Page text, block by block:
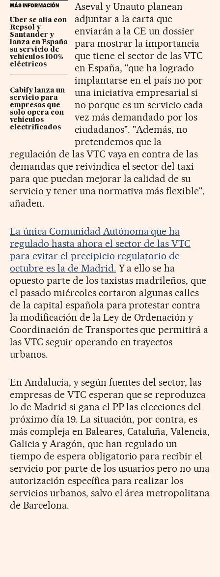
MÁS INFORMACIÓN
Uber se alía con
Repsol y
Santander y
lanza en España
su servicio de
vehículos 100%
eléctricos
Cabify lanza un
servicio para
empresas que
solo opera con
vehículos
electrificados
Aseval y Unauto planean
adjuntar a la carta que
enviarán a la CE un dossier
para mostrar la importancia
que tiene el sector de las VTC
en España, "que ha logrado
implantarse en el país no por
una iniciativa empresarial si
no porque es un servicio cada
vez más demandado por los
ciudadanos". "Además, no
pretendemos que la
regulación de las VTC vaya en contra de las
demandas que reivindica el sector del taxi
para que puedan mejorar la calidad de su
servicio y tener una normativa más flexible",
añaden.
La única Comunidad Autónoma que ha
regulado hasta ahora el sector de las VTC
para evitar el precipicio regulatorio de
octubre es la de Madrid. Y a ello se ha
opuesto parte de los taxistas madrileños, que
el pasado miércoles cortaron algunas calles
de la capital española para protestar contra
la modificación de la Ley de Ordenación y
Coordinación de Transportes que permitirá a
las VTC seguir operando en trayectos
urbanos.
En Andalucía, y según fuentes del sector, las
empresas de VTC esperan que se reproduzca
lo de Madrid si gana el PP las elecciones del
próximo día 19. La situación, por contra, es
más compleja en Baleares, Cataluña, Valencia,
Galicia y Aragón, que han regulado un
tiempo de espera obligatorio para recibir el
servicio por parte de los usuarios pero no una
autorización específica para realizar los
servicios urbanos, salvo el área metropolitana
de Barcelona.